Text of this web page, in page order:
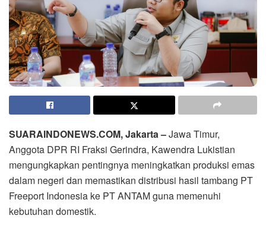
SUARAINDONEWS.COM, Jakarta –Jawa Timur,
Anggota DPR RI Fraksi Gerindra, Kawendra Lukistian
mengungkapkan pentingnya meningkatkan produksi emas
dalam negeri dan memastikan distribusi hasil tambang PT
Freeport Indonesia ke PT ANTAM guna memenuhi
kebutuhan domestik.